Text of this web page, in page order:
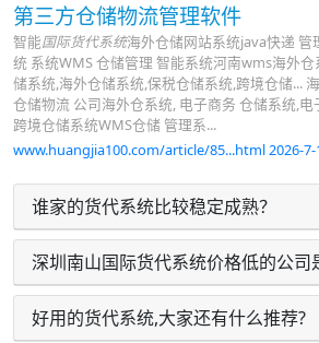
第三方仓储物流管理软件
智能国际货代系统海外仓储网站系统java快递 管
统 系统WMS 仓储管理 智能系统河南wms海外
储系统,海外仓储系统,保税仓储系统,跨境仓储...
仓储物流 公司海外仓系统, 电子商务 仓储系统,
跨境仓储系统WMS仓储 管理系...
www.huangjia100.com/article/85...html 2026-7-
谁家的货代系统比较稳定成熟？
深圳南山国际货代系统价格低的公司
好用的货代系统,大家还有什么推荐?